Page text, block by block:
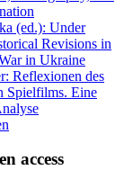
(ed.): Under
Revisions in
in Ukraine
Reflexionen des
Spielfilms. Eine
access